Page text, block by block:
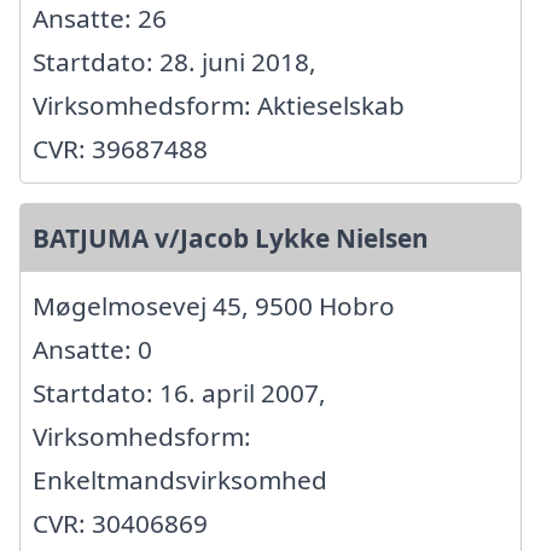
Ansatte: 26
Startdato: 28. juni 2018,
Virksomhedsform: Aktieselskab
CVR: 39687488
BATJUMA v/Jacob Lykke Nielsen
Møgelmosevej 45, 9500 Hobro
Ansatte: 0
Startdato: 16. april 2007,
Virksomhedsform:
Enkeltmandsvirksomhed
CVR: 30406869